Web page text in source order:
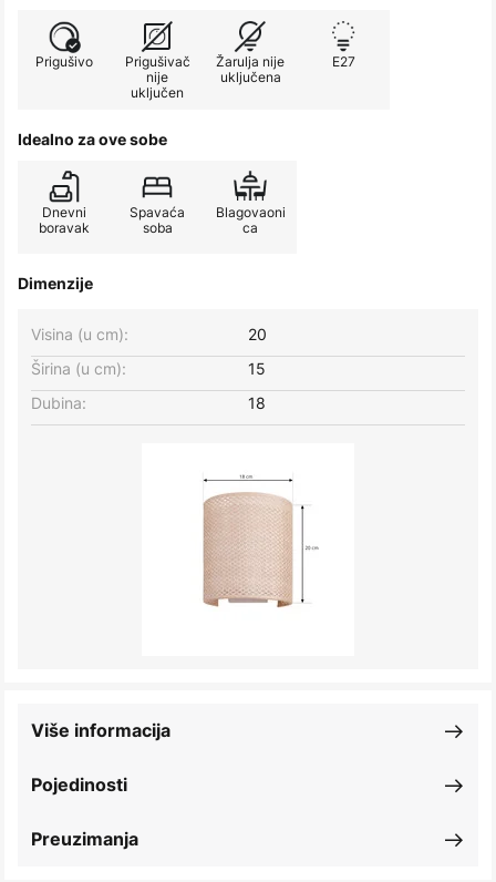
Prigušivo
Prigušivač
nije
uključen
Žarulja nije
uključena
E27
Idealno za ove sobe
Dnevni
boravak
Spavaća
soba
Blagovaoni
ca
Dimenzije
Širina (u cm): 15
Visina (u cm): 20
Dubina: 18
Pojedinosti
Više informacija
Preuzimanja